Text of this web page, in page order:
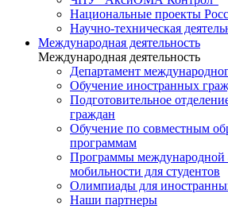
Национальные проекты
Научно-техническая
Международная деятельность
Международная деятельность
Департамент
Обучение иностранных
Подготовительное
граждан
Обучение по совместным
программам
Программы международной
мобильности для студентов
Олимпиады для
Наши партнеры